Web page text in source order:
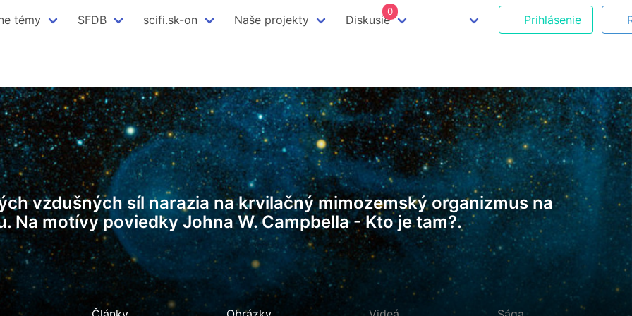
témy SFDB scifi.sk-on Naše projekty Diskusie
0
Prihlásenie
vzdušných síl narazia na krvilačný mimozemský organizmus na
Na motívy poviedky Johna W. Campbella - Kto je tam?.